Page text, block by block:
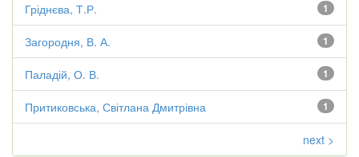
1
Гріднєва, Т.Р.
1
Загородня, В. А.
1
Паладій, О. В.
1
Притиковська, Світлана Дмитрівна
next >